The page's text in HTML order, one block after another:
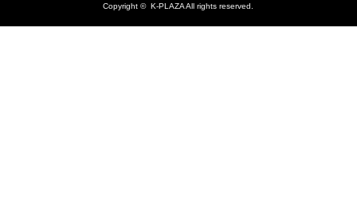
Copyright ©K-PLAZAAll rights reserved.